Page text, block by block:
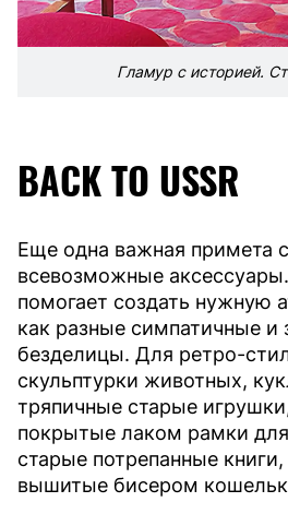
Гламур с историей.
BACK TO USSR
Еще одна важная примета
всевозможные
помогает создать нужную
как разные симпатичные и
безделицы. Для ретро-
скульптурки животных,
тряпичные старые
покрытые лаком рамки
старые потрепанные
вышитые бисером